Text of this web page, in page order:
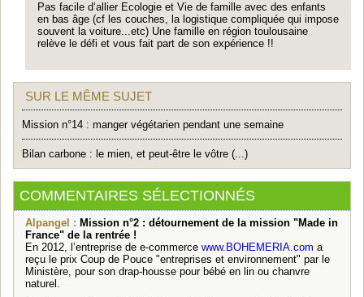
Pas facile d’allier Ecologie et Vie de famille avec des enfants
en bas âge (cf les couches, la logistique compliquée qui impose
souvent la voiture...etc) Une famille en région toulousaine
relève le défi et vous fait part de son expérience !!
SUR LE MÊME SUJET
Mission n°14 : manger végétarien pendant une semaine
Bilan carbone : le mien, et peut-être le vôtre (...)
COMMENTAIRES SÉLECTIONNÉS
Alpangel : Mission n°2 : détournement de la mission "Made in
France" de la rentrée !
En 2012, l’entreprise de e-commerce www.BOHEMERIA.com a
reçu le prix Coup de Pouce "entreprises et environnement" par le
Ministère, pour son drap-housse pour bébé en lin ou chanvre
naturel.